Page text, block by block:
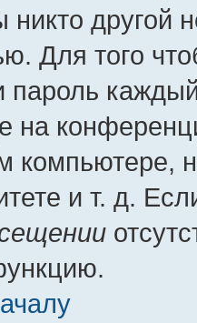
никто другой
Для того
пароль
на
компьютере,
и т. д.